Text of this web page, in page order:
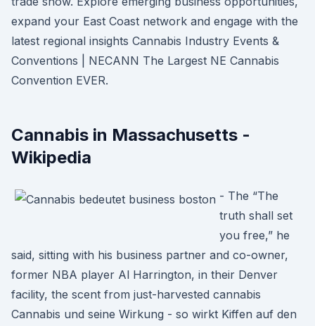
expand your East Coast network and engage with the
latest regional insights Cannabis Industry Events &
Conventions | NECANN The Largest NE Cannabis
Convention EVER.
Cannabis in Massachusetts -
Wikipedia
- The “The
truth shall set
you free,” he
said, sitting with his business partner and co-owner,
former NBA player Al Harrington, in their Denver
facility, the scent from just-harvested cannabis
Cannabis und seine Wirkung - so wirkt Kiffen auf den